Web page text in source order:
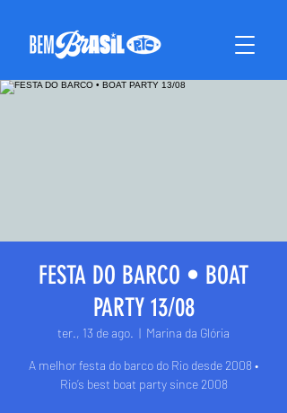
FESTA DO BARCO • BOAT
PARTY 13/08
ter., 13 de ago.
  |
Marina da Glória
A melhor festa do barco do Rio desde 2008 •
Rio’s best boat party since 2008